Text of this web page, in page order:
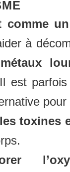
comme
à
Il est
pour
toxines